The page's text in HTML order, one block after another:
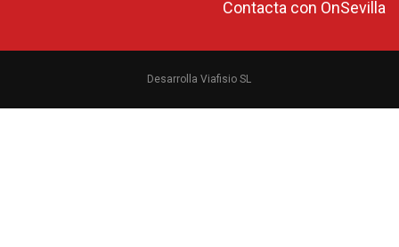
Contacta con OnSevilla
Desarrolla Viafisio SL